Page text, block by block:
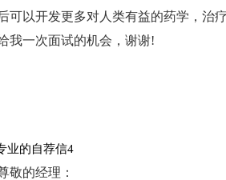
可以开发更多对人类有益的药学，治
我一次面试的机会，谢谢!
业的自荐信4
敬的经理：